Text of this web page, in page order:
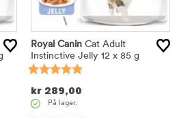
Royal Canin Cat Adult
Instinctive Jelly 12 x 85 g
kr 289,00
På lager.